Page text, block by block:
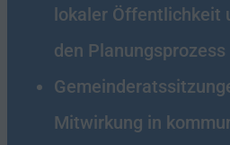
lokaler Öffentlichkeit
den Planungsprozess
Mitwirkung in